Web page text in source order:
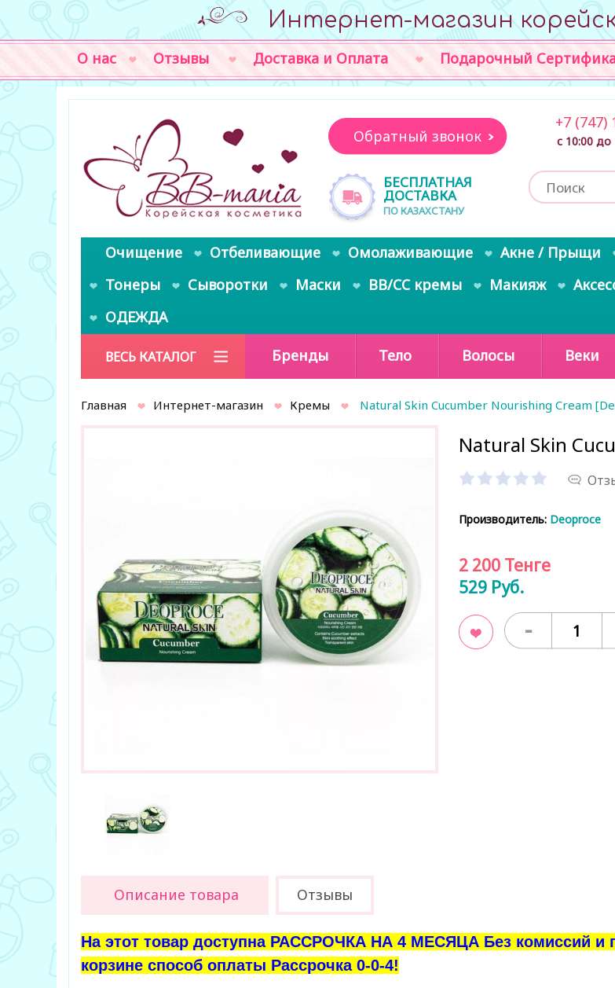
Интернет-магазин
О нас Отзывы Доставка и Оплата Подарочный
Обратный звонок
БЕСПЛАТНАЯ
ДОСТАВКА
ПО КАЗАХСТАНУ
+7 (747)
с 10:00
Очищение Отбеливающие Омолаживающие Акне / Прыщи
Тонеры
Сыворотки Маски BB/CC кремы Макияж
ОДЕЖДА
ВЕСЬ КАТАЛОГ Бренды Тело Волосы Веки
Главная Интернет-магазин Кремы Natural Skin Cucumber Nourishing Cream
Natural Skin
Производитель: Deoproce
2 200 Тенге
529 Руб.
-
Описание товара Отзывы
На этот товар доступна РАССРОЧКА НА 4 МЕСЯЦА Без комиссий и
корзине способ оплаты Рассрочка 0-0-4!